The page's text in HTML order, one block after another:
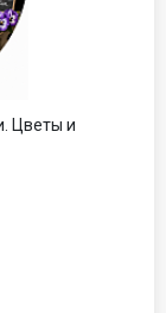
Цветы и